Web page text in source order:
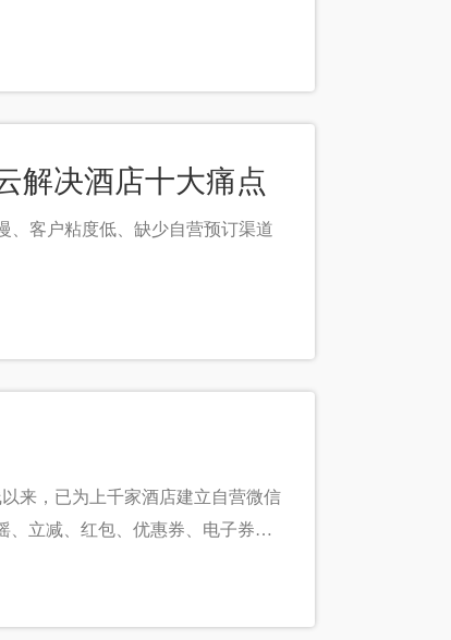
解决酒店十大痛点
、客户粘度低、缺少自营预订渠道
来，已为上千家酒店建立自营微信
、立减、红包、优惠券、电子券、
体验。